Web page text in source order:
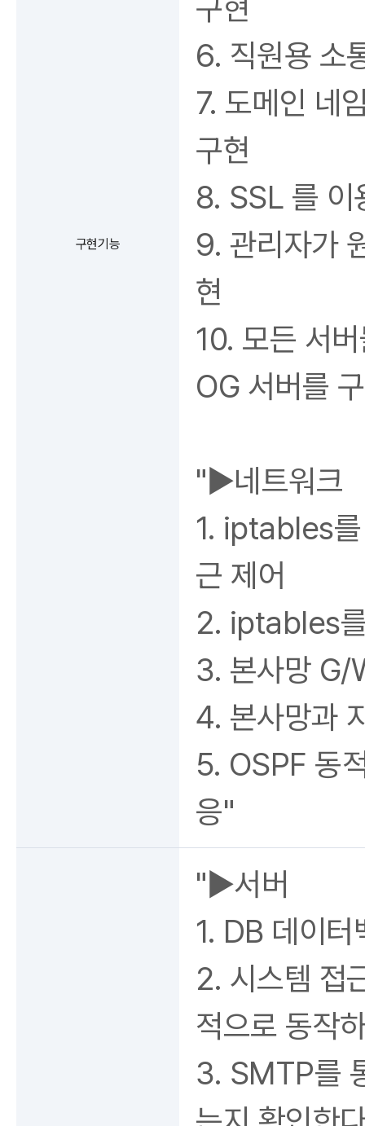
구현기능
구현
6. 직원용 소
7. 도메인 네
구현
8. SSL 를
9. 관리자가
현
10. 모든 서
OG 서버를
"▶네트워크
1. iptables를
근 제어
2. iptables
3. 본사망 G/
4. 본사망과
5. OSPF 동
응"
"▶서버
1. DB 데이터
2. 시스템 접
적으로 동작
3. SMTP를